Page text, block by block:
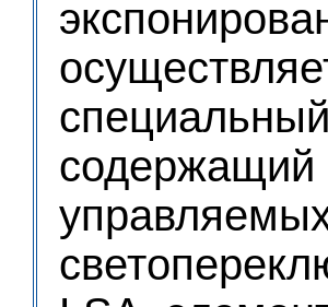
содержащий